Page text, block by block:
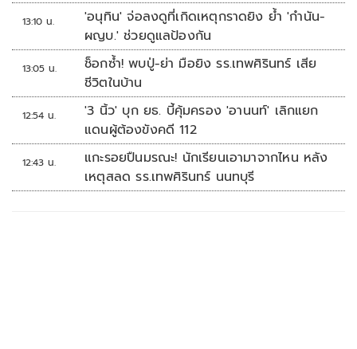
13:10 น.
'อนุทิน' จ่อลงดูที่เกิดเหตุกราดยิง ย้ำ 'กำนัน-
ผญบ.' ช่วยดูแลป้องกัน
13:05 น.
ช็อกซ้ำ! พบปู่-ย่า มือยิง รร.เทพศิรินทร์ เสีย
ชีวิตในบ้าน
12:54 น.
'3 นิ้ว' บุก ยธ. บี้คุ้มครอง 'อานนท์' เลิกแยก
แดนผู้ต้องขังคดี 112
12:43 น.
แกะรอยปืนมรณะ! นักเรียนเอามาจากไหน หลัง
เหตุสลด รร.เทพศิรินทร์ นนทบุรี